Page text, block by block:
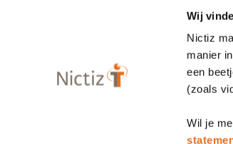
Wij
Nictiz
manier
een
(zoals
Wil je
Bibliotheek
Releasekalender
Cookiebeleid